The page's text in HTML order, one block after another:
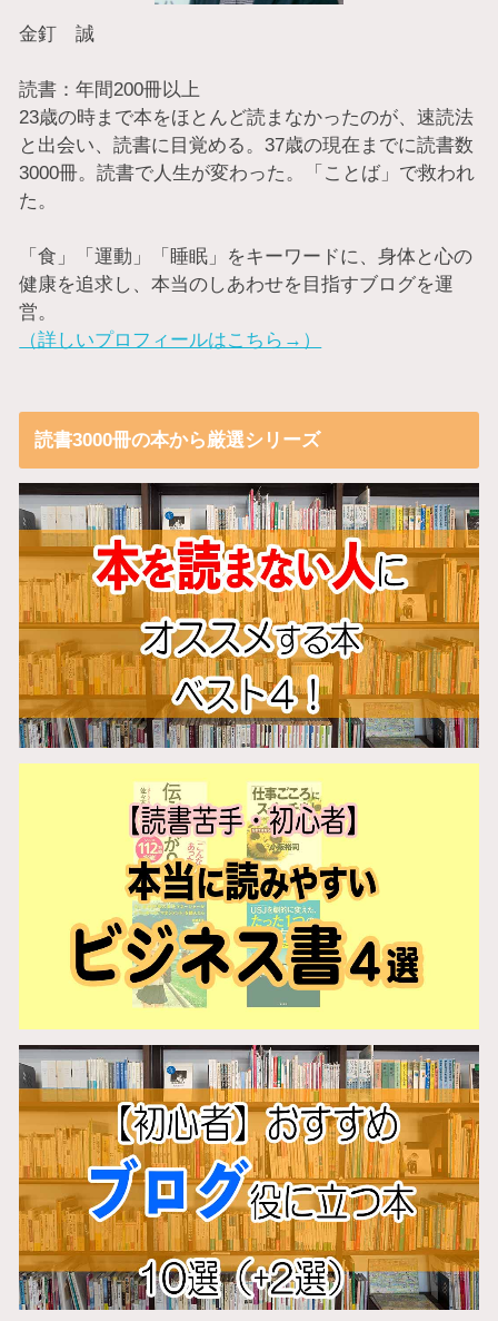
金釘 誠
読書：年間200冊以上
23歳の時まで本をほとんど読まなかったのが、速読法
と出会い、読書に目覚める。37歳の現在までに読書数
3000冊。読書で人生が変わった。「ことば」で救われ
た。
「食」「運動」「睡眠」をキーワードに、身体と心の
健康を追求し、本当のしあわせを目指すブログを運
営。
（詳しいプロフィールはこちら→）
読書3000冊の本から厳選シリーズ